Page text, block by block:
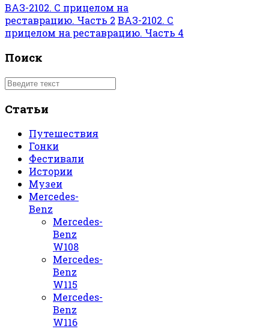
ВАЗ-2102. С прицелом на
реставрацию. Часть 2 ВАЗ-2102. С
прицелом на реставрацию. Часть 4
Поиск
Статьи
Путешествия
Гонки
Фестивали
Истории
Музеи
Mercedes-
Benz
Mercedes-
Benz
W108
Mercedes-
Benz
W115
Mercedes-
Benz
W116